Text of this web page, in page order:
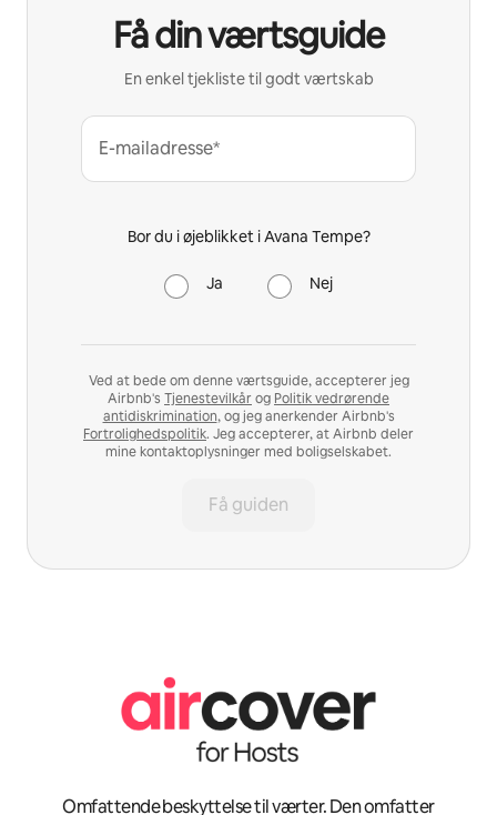
Få din værtsguide
En enkel tjekliste til godt værtskab
E-mailadresse*
Bor du i øjeblikket i Avana Tempe?
Ja Nej
Ved at bede om denne værtsguide, accepterer jeg
Airbnb's Tjenestevilkår og Politik vedrørende
antidiskrimination, og jeg anerkender Airbnb's
Fortrolighedspolitik. Jeg accepterer, at Airbnb deler
mine kontaktoplysninger med boligselskabet.
Få guiden
Omfattende beskyttelse til værter. Den omfatter